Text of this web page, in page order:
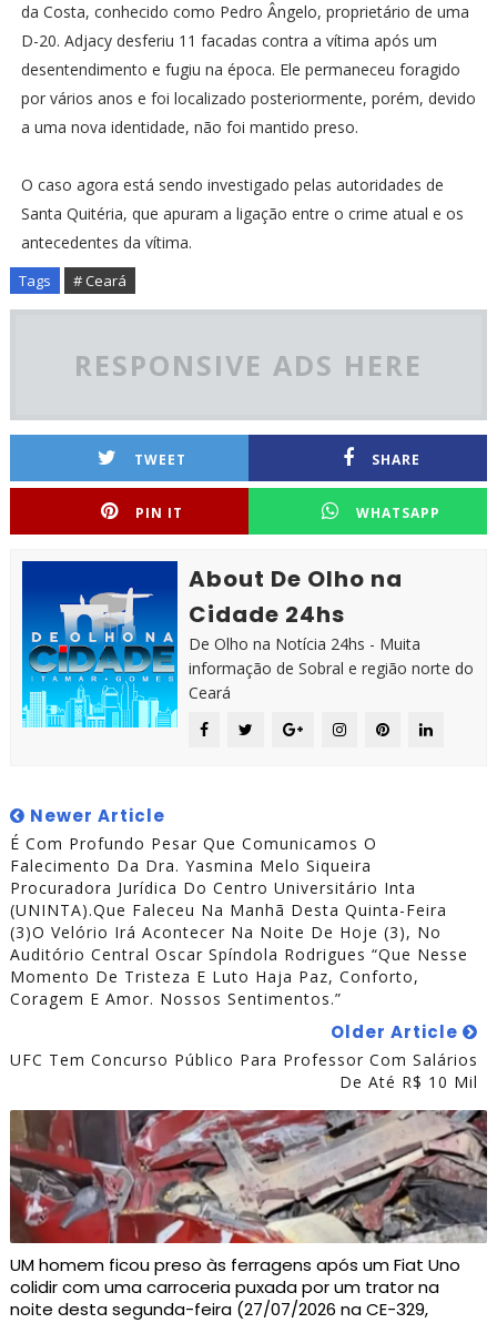
da Costa, conhecido como Pedro Ângelo, proprietário de uma
D-20. Adjacy desferiu 11 facadas contra a vítima após um
desentendimento e fugiu na época. Ele permaneceu foragido
por vários anos e foi localizado posteriormente, porém, devido
a uma nova identidade, não foi mantido preso.
O caso agora está sendo investigado pelas autoridades de
Santa Quitéria, que apuram a ligação entre o crime atual e os
antecedentes da vítima.
Tags # Ceará
RESPONSIVE ADS HERE
TWEET SHARE
PIN IT WHATSAPP
About De Olho na
Cidade 24hs
De Olho na Notícia 24hs - Muita
informação de Sobral e região norte do
Ceará
Newer Article
É Com Profundo Pesar Que Comunicamos O
Falecimento Da Dra. Yasmina Melo Siqueira
Procuradora Jurídica Do Centro Universitário Inta
(UNINTA).Que Faleceu Na Manhã Desta Quinta-Feira
(3)O Velório Irá Acontecer Na Noite De Hoje (3), No
Auditório Central Oscar Spíndola Rodrigues “Que Nesse
Momento De Tristeza E Luto Haja Paz, Conforto,
Coragem E Amor. Nossos Sentimentos.”
Older Article
UFC Tem Concurso Público Para Professor Com Salários
De Até R$ 10 Mil
UM homem ficou preso às ferragens após um Fiat Uno
colidir com uma carroceria puxada por um trator na
noite desta segunda-feira (27/07/2026 na CE-329,